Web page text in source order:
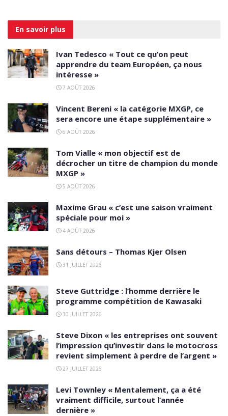
En savoir plus
Ivan Tedesco « Tout ce qu’on peut
apprendre du team Européen, ça nous
intéresse »
7 AOÛT 2026
Vincent Bereni « la catégorie MXGP, ce
sera encore une étape supplémentaire »
6 AOÛT 2026
Tom Vialle « mon objectif est de
décrocher un titre de champion du monde
MXGP »
5 AOÛT 2026
Maxime Grau « c’est une saison vraiment
spéciale pour moi »
4 AOÛT 2026
Sans détours – Thomas Kjer Olsen
31 JUILLET 2026
Steve Guttridge : l’homme derrière le
programme compétition de Kawasaki
30 JUILLET 2026
Steve Dixon « les entreprises ont souvent
l’impression qu’investir dans le motocross
revient simplement à perdre de l’argent »
27 JUILLET 2026
Levi Townley « Mentalement, ça a été
vraiment difficile, surtout l’année
dernière »